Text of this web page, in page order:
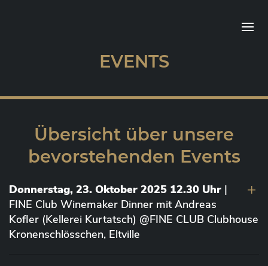
EVENTS
Übersicht über unsere
bevorstehenden Events
Donnerstag, 23. Oktober 2025 12.30 Uhr |
FINE Club Winemaker Dinner mit Andreas
Kofler (Kellerei Kurtatsch) @FINE CLUB Clubhouse
Kronenschlösschen, Eltville